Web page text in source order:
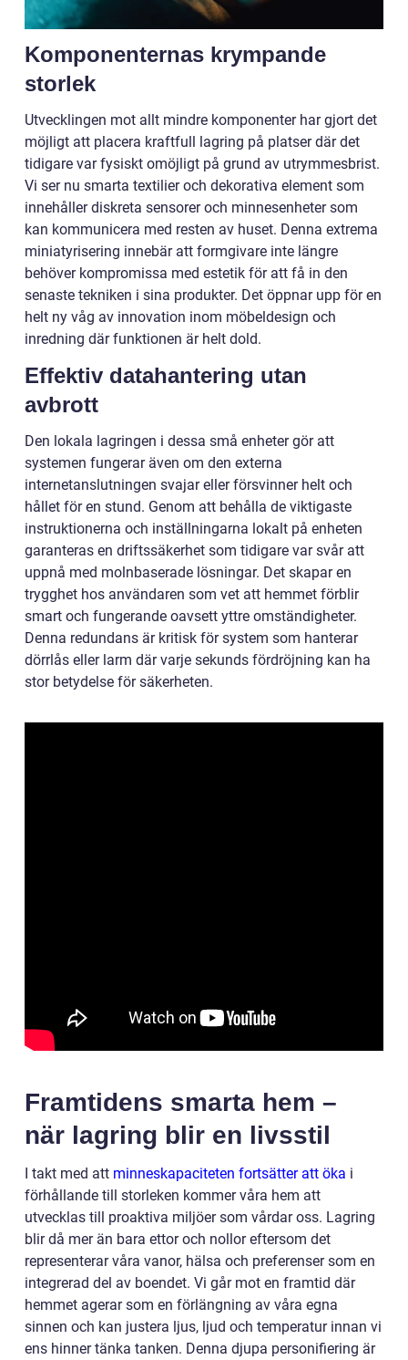
Komponenternas krympande
storlek
Utvecklingen mot allt mindre komponenter har gjort det
möjligt att placera kraftfull lagring på platser där det
tidigare var fysiskt omöjligt på grund av utrymmesbrist.
Vi ser nu smarta textilier och dekorativa element som
innehåller diskreta sensorer och minnesenheter som
kan kommunicera med resten av huset. Denna extrema
miniatyrisering innebär att formgivare inte längre
behöver kompromissa med estetik för att få in den
senaste tekniken i sina produkter. Det öppnar upp för en
helt ny våg av innovation inom möbeldesign och
inredning där funktionen är helt dold.
Effektiv datahantering utan
avbrott
Den lokala lagringen i dessa små enheter gör att
systemen fungerar även om den externa
internetanslutningen svajar eller försvinner helt och
hållet för en stund. Genom att behålla de viktigaste
instruktionerna och inställningarna lokalt på enheten
garanteras en driftssäkerhet som tidigare var svår att
uppnå med molnbaserade lösningar. Det skapar en
trygghet hos användaren som vet att hemmet förblir
smart och fungerande oavsett yttre omständigheter.
Denna redundans är kritisk för system som hanterar
dörrlås eller larm där varje sekunds fördröjning kan ha
stor betydelse för säkerheten.
Framtidens smarta hem –
när lagring blir en livsstil
I takt med att minneskapaciteten fortsätter att öka i
förhållande till storleken kommer våra hem att
utvecklas till proaktiva miljöer som vårdar oss. Lagring
blir då mer än bara ettor och nollor eftersom det
representerar våra vanor, hälsa och preferenser som en
integrerad del av boendet. Vi går mot en framtid där
hemmet agerar som en förlängning av våra egna
sinnen och kan justera ljus, ljud och temperatur innan vi
ens hinner tänka tanken. Denna djupa personifiering är